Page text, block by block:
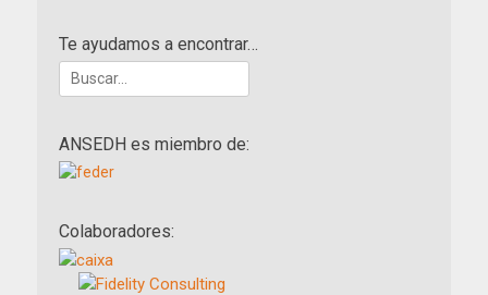
Te ayudamos a encontrar…
Buscar:
ANSEDH es miembro de:
Colaboradores: